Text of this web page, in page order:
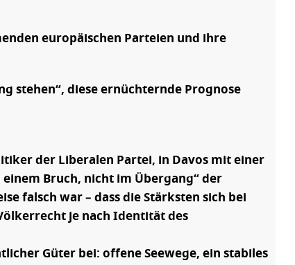
europäischen Parteien und ihre
stehen“, diese ernüchternde Prognose
der Liberalen Partei, in Davos mit einer
einem Bruch, nicht im Übergang“ der
falsch war – dass die Stärksten sich bei
je nach Identität des
Güter bei: offene Seewege, ein stabiles